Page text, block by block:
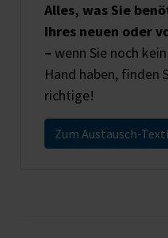
Alles, was Sie
Ihres neuen oder
– wenn Sie noch
Hand haben, finden
richtige!
Zum Austausch-